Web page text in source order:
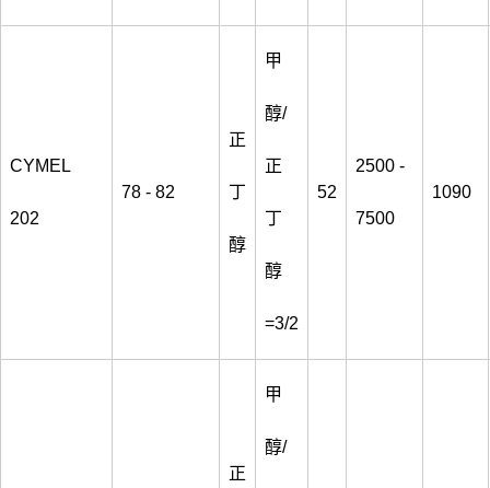
CYMEL
202
78 - 82
正
丁
醇
甲
醇/
正
丁
醇
=3/2
52
2500 -
7500
1090
正
甲
醇/